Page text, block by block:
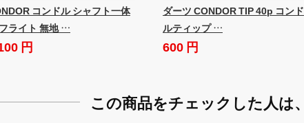
コンドル シャフト一体
ライト 無地 …
円
ダーツ CONDOR TIP 40p コンド
ルティップ …
600 円
この商品をチェックした人は、